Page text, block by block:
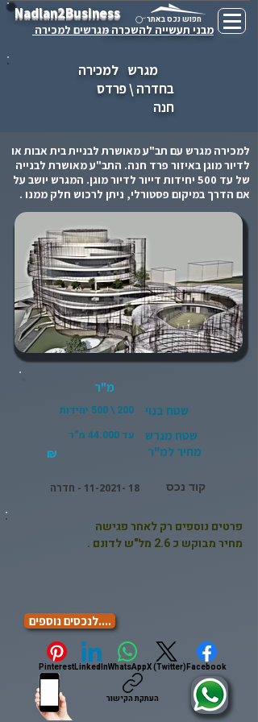
Nadlan2Business חפוש נכס באתר
מבני תעשייה להשכרה -מגרשים למכירה
מגרש למכירה
בחדרה \ פרדס
חנה
למכירה מגרש עם תב"ע מאושרת לבניית בית אבות או
לדיור מוגן באיזור פרד חנה. התב"ע מאושרת לבנייה
של עד 500 יחידות דייור לדיור מוגן. המגרש יושב על
אם הדרך במיקום פסטורלי, ניתן לרכוש חלק ממנו .
מ"ר
שטח בנוי
200 \ 500 יחידות
שטח מגרש עד 44.000 מ"ר
מחיר למ"ר ₪
קוד נכס 18 -11-2021 - חדרה
....לנכסים נוספים
Facebook
X (Twitter)
WhatsApp
LinkedIn
Pinterest
העתקת הקישור
פרטים נוספים רק לאחר פגישה
מחיר מבוקש כ 2.6 מל"ש לדונם .